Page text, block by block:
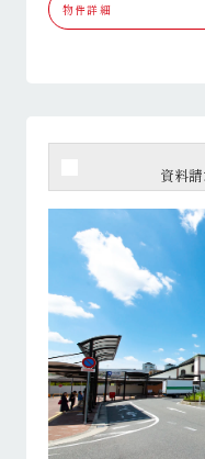
物件詳細
資料